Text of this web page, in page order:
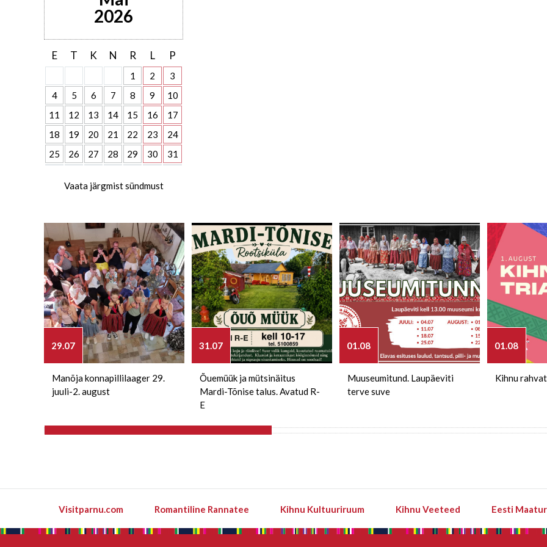
2026
E T K N R L P
1 2
3
4
5 6 7 8 9
10
11
12 13 14 15 16
17
18
19 20 21 22 23
24
25
26 27 28 29 30 31
Vaata järgmist sündmust
29.07
Manõja konnapillilaager 29.
juuli-2. august
31.07
Õuemüük ja mütsinäitus
Mardi-Tõnise talus. Avatud R-
E
01.08
Muuseumitund. Laupäeviti
terve suve
01.08
Kihnu
Visitparnu.com Romantiline Rannatee Kihnu Kultuuriruum Kihnu Veeteed Eesti